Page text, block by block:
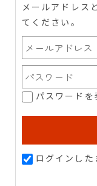
メールアドレス
てください。
パスワードを
ログインした